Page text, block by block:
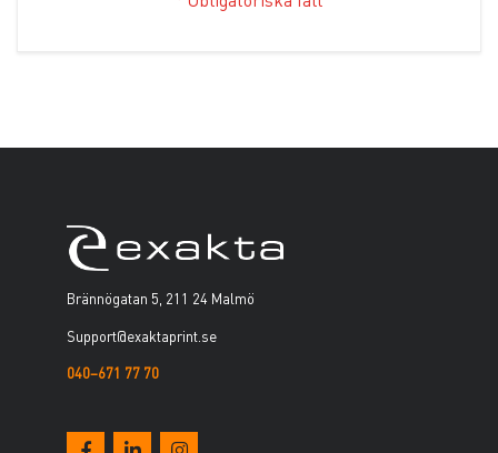
Brännögatan 5, 211 24 Malmö
Support@exaktaprint.se
040–671 77 70